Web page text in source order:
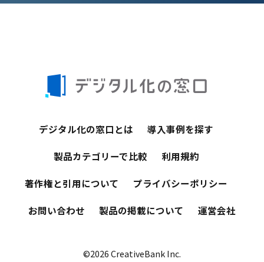
デジタル化の窓口とは 導入事例を探す
製品カテゴリーで比較 利用規約
著作権と引用について プライバシーポリシー
お問い合わせ 製品の掲載について 運営会社
©2026 CreativeBank Inc.